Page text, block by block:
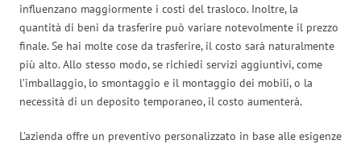
influenzano maggiormente i costi del trasloco. Inoltre, la
quantità di beni da trasferire può variare notevolmente il prezzo
finale. Se hai molte cose da trasferire, il costo sarà naturalmente
più alto. Allo stesso modo, se richiedi servizi aggiuntivi, come
l’imballaggio, lo smontaggio e il montaggio dei mobili, o la
necessità di un deposito temporaneo, il costo aumenterà.
L’azienda offre un preventivo personalizzato in base alle esigenze